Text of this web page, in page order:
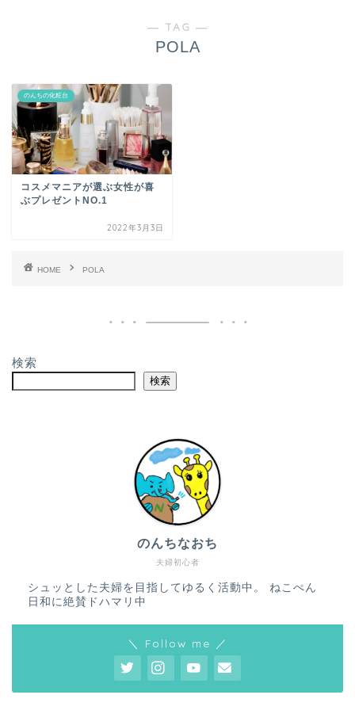
― TAG ―
POLA
のんちの化粧台
コスメマニアが選ぶ女性が喜
ぶプレゼントNO.1
2022年3月3日
HOME POLA
検索
検索
夫婦初心者
のんちなおち
シュッとした夫婦を目指してゆるく活動中。 ねこぺん
日和に絶賛ドハマリ中
＼ Follow me ／